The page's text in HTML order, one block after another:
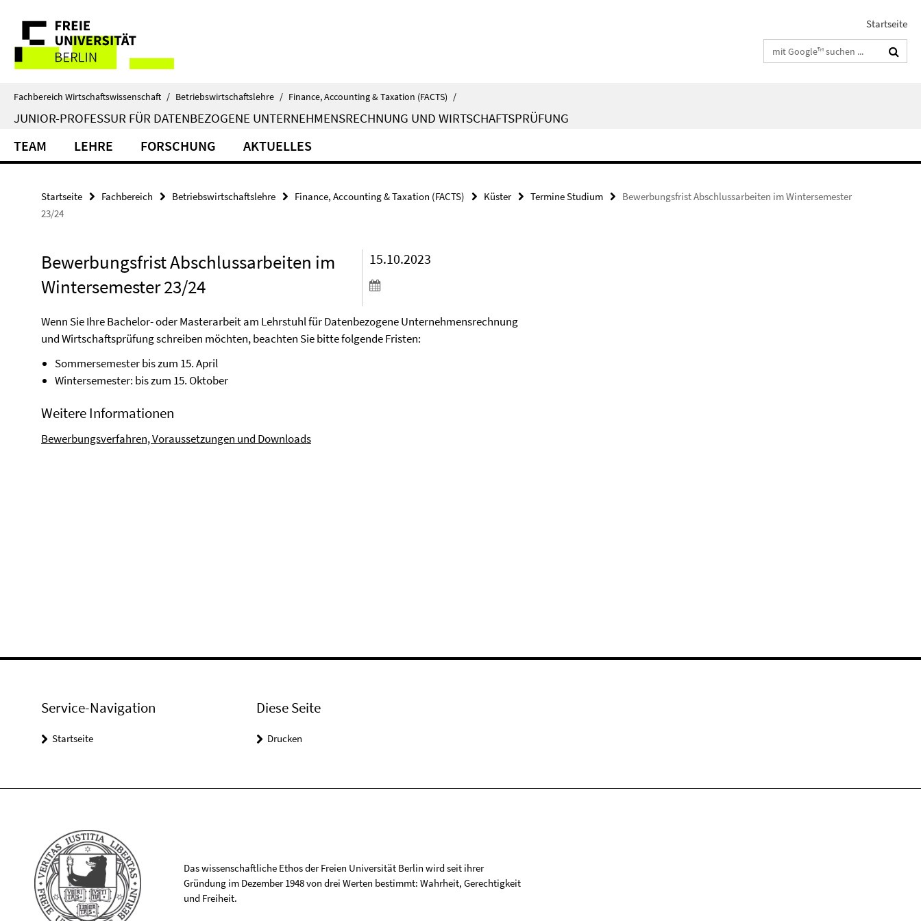
direkt
Inhalt
Service-
Navigation
Startseite
Suchbegriffe
Fachbereich Wirtschaftswissenschaft / Betriebswirtschaftslehre / Finance, Accounting & Taxation (FACTS) /
JUNIOR-PROFESSUR FÜR DATENBEZOGENE UNTERNEHMENSRECHNUNG UND WIRTSCHAFTSPRÜFUNG
TEAM LEHRE FORSCHUNG AKTUELLES
Startseite Fachbereich Betriebswirtschaftslehre Finance, Accounting & Taxation (FACTS) Küster Termine Studium
Bewerbungsfrist Abschlussarbeiten im Wintersemester
23/24
Bewerbungsfrist Abschlussarbeiten im
Wintersemester 23/24
15.10.2023
Wenn Sie Ihre Bachelor- oder Masterarbeit am Lehrstuhl für Datenbezogene Unternehmensrechnung
und Wirtschaftsprüfung schreiben möchten, beachten Sie bitte folgende Fristen:
Sommersemester bis zum 15. April
Wintersemester: bis zum 15. Oktober
Weitere Informationen
Bewerbungsverfahren, Voraussetzungen und Downloads
Service-Navigation
Startseite
Diese Seite
Drucken
Das wissenschaftliche Ethos der Freien Universität Berlin wird seit ihrer
Gründung im Dezember 1948 von drei Werten bestimmt: Wahrheit, Gerechtigkeit
und Freiheit.